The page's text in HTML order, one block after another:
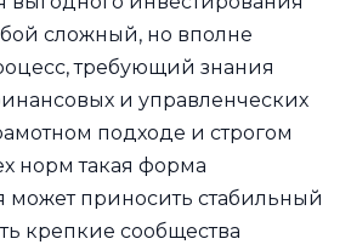
сложный, но вполне
требующий знания
и управленческих
подходе и строгом
норм такая форма
может приносить стабильный
крепкие сообщества